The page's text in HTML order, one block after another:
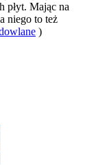
płyt. Mając na
niego to też
)